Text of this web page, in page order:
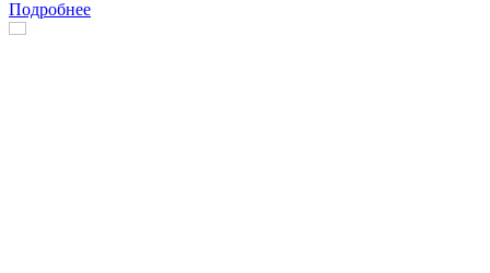
Подробнее